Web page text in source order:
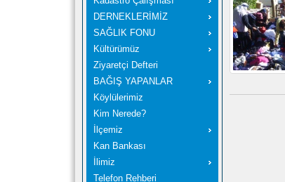
DERNEKLERİMİZ
SAĞLIK FONU
Kültürümüz
Ziyaretçi Defteri
BAĞIŞ YAPANLAR
Köylülerimiz
Kim Nerede?
İlçemiz
Kan Bankası
İlimiz
Telefon Rehberi